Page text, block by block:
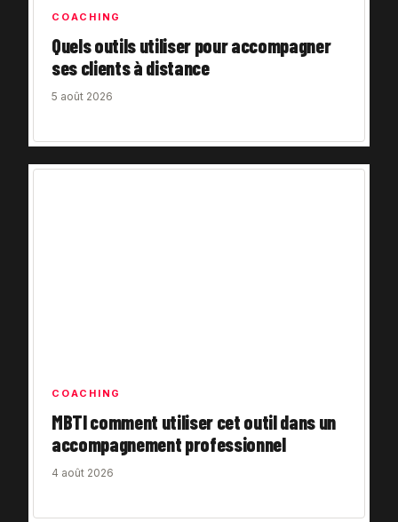
COACHING
Quels outils utiliser pour accompagner
ses clients à distance
5 août 2026
COACHING
MBTI comment utiliser cet outil dans un
accompagnement professionnel
4 août 2026